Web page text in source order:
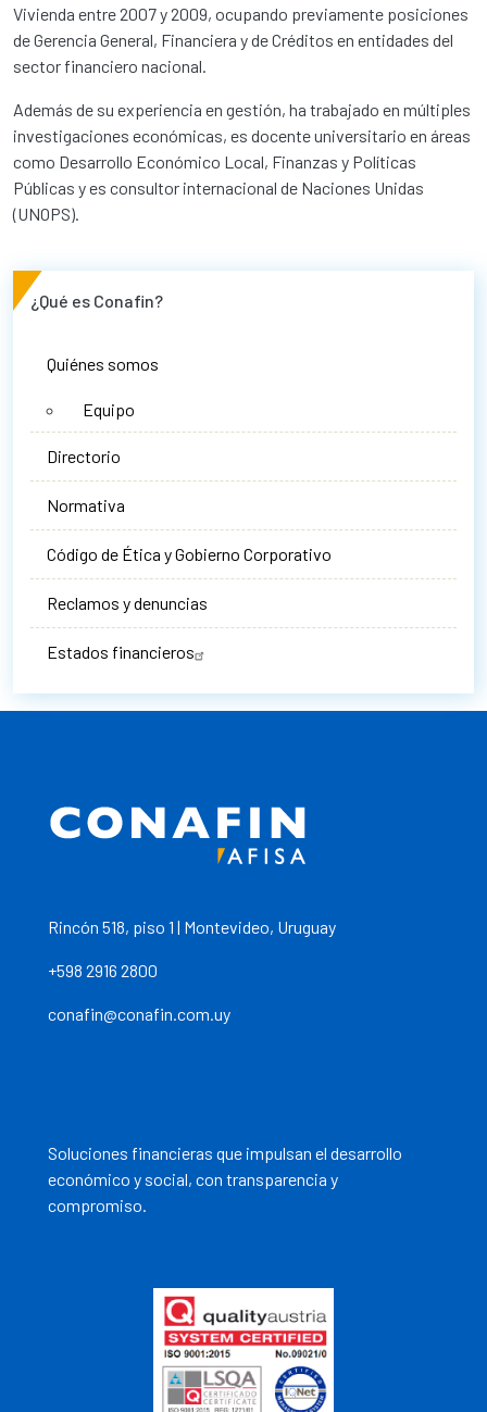
Vivienda entre 2007 y 2009, ocupando previamente posiciones
de Gerencia General, Financiera y de Créditos en entidades del
sector financiero nacional.
Además de su experiencia en gestión, ha trabajado en múltiples
investigaciones económicas, es docente universitario en áreas
como Desarrollo Económico Local, Finanzas y Políticas
Públicas y es consultor internacional de Naciones Unidas
(UNOPS).
¿Qué es Conafin?
Quiénes somos
Equipo
Directorio
Normativa
Código de Ética y Gobierno Corporativo
Reclamos y denuncias
Estados financieros
Rincón 518, piso 1 | Montevideo, Uruguay
+598 2916 2800
conafin@conafin.com.uy
Soluciones financieras que impulsan el desarrollo
económico y social, con transparencia y
compromiso.